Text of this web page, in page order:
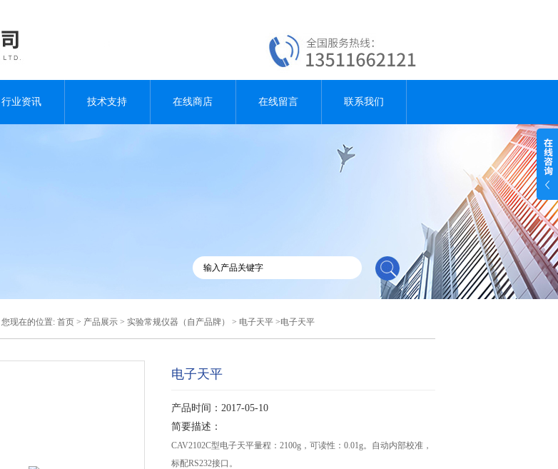
行业资讯 技术支持 在线商店 在线留言 联系我们
您现在的位置: 首页 > 产品展示 > 实验常规仪器（自产品牌） > 电子天平 >电子天平
电子天平
产品时间：2017-05-10
简要描述：
CAV2102C型电子天平量程：2100g，可读性：0.01g。自动内部校准，
标配RS232接口。